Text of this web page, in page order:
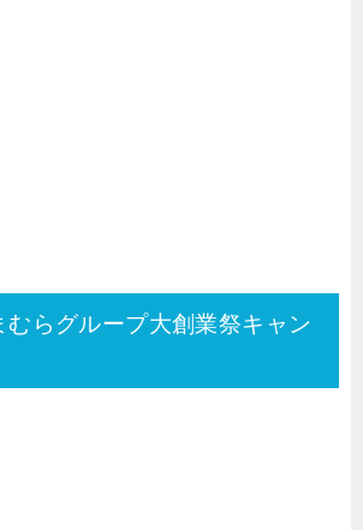
らグループ大創業祭キャン